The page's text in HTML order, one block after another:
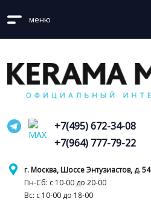
меню
г. Москва, Шоссе Энтузиастов, д. 54
Пн-Сб: с 10-00 до 20-00
Вс: с 10-00 до 18-00
+7(495) 672-34-08
+7(964) 777-79-22